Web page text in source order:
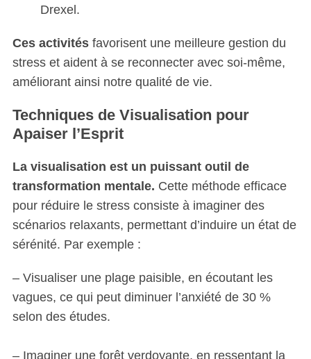
Drexel.
Ces activitésfavorisent une meilleure gestion du
stress et aident à se reconnecter avec soi-même,
améliorant ainsi notre qualité de vie.
Techniques de Visualisation pour
Apaiser l’Esprit
La visualisation est un puissant outil de
transformation mentale. Cette méthode efficace
pour réduire le stress consiste à imaginer des
scénarios relaxants, permettant d’induire un état de
sérénité. Par exemple :
– Visualiser une plage paisible, en écoutant les
vagues, ce qui peut diminuer l’anxiété de 30 %
selon des études.
– Imaginer une forêt verdoyante, en ressentant la